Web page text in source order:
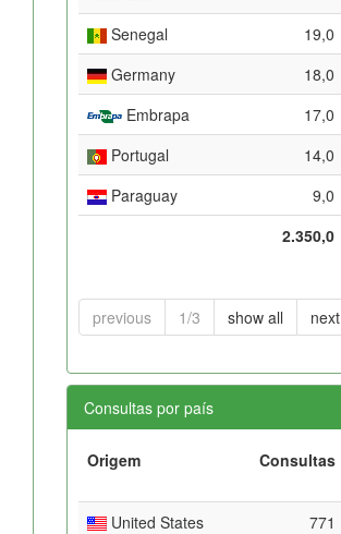
Senegal 19,0
Germany
18,0
Embrapa
17,0
Portugal
14,0
Paraguay
9,0
2.350,0
previous 1/3 show all next
Consultas por país
Origem Consultas
United States
771